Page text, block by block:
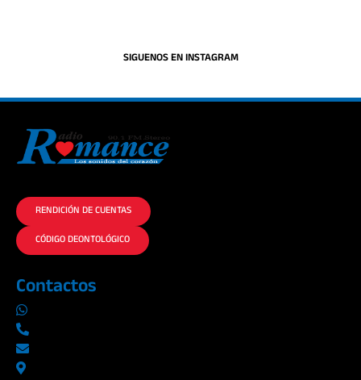
SIGUENOS EN INSTAGRAM
RENDICIÓN DE CUENTAS
CÓDIGO DEONTOLÓGICO
Contactos